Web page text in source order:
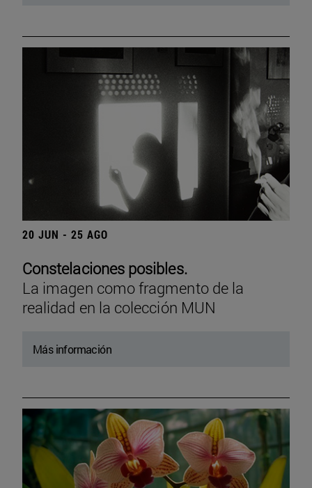
20 JUN - 25 AGO
Constelaciones posibles.
La imagen como fragmento de la
realidad en la colección MUN
Más información